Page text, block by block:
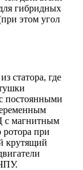
гибридных
этом угол
статора, где
постоянными
с магнитным
при
крутящий